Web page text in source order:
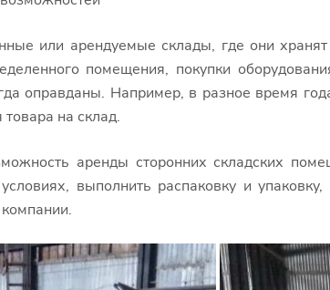
или арендуемые склады, где они
помещения, покупки
оправданы. Например, в разное время
на склад.
аренды сторонних складских
выполнить распаковку и упаковку,